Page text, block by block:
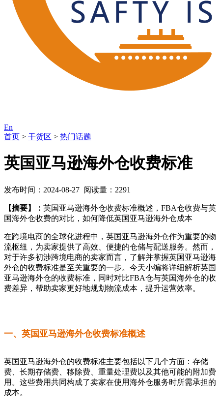
En
首页 > 干货区 > 热门话题
英国亚马逊海外仓收费标准
发布时间：2024-08-27 阅读量：2291
【摘要】： 英国亚马逊海外仓收费标准概述，FBA仓收费与英
国海外仓收费的对比，如何降低英国亚马逊海外仓成本
在跨境电商的全球化进程中，英国亚马逊海外仓作为重要的物
流枢纽，为卖家提供了高效、便捷的仓储与配送服务。然而，
对于许多初涉跨境电商的卖家而言，了解并掌握英国亚马逊海
外仓的收费标准是至关重要的一步。今天小编将详细解析英国
亚马逊海外仓的收费标准，同时对比FBA仓与英国海外仓的收
费差异，帮助卖家更好地规划物流成本，提升运营效率。
一、英国亚马逊海外仓收费标准概述
英国亚马逊海外仓的收费标准主要包括以下几个方面：存储
费、长期存储费、移除费、重量处理费以及其他可能的附加费
用。这些费用共同构成了卖家在使用海外仓服务时所需承担的
成本。